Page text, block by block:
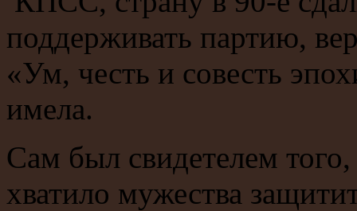
поддерживать партию,
«Ум, честь и совесть
имела.
Сам был свидетелем
хватило мужества